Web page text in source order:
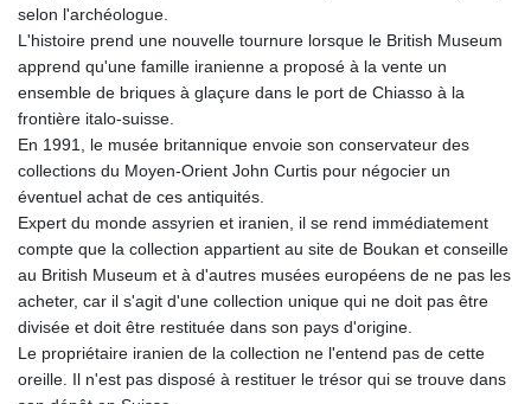
103223.017367
LKR 386.635196
LRD 208.057415
LTL 3.413768
LVL 0.699335
LYD 7.331909
MAD 10.743067
MDL 20.044751
MGA 4918.938878
MKD 61.524236
MMK 2427.596601
MNT 4159.0218
MOP 9.314584
selon l'archéologue.
L'histoire prend une nouvelle tournure lorsque le British Museum
apprend qu'une famille iranienne a proposé à la vente un
ensemble de briques à glaçure dans le port de Chiasso à la
frontière italo-suisse.
En 1991, le musée britannique envoie son conservateur des
collections du Moyen-Orient John Curtis pour négocier un
éventuel achat de ces antiquités.
Expert du monde assyrien et iranien, il se rend immédiatement
compte que la collection appartient au site de Boukan et conseille
au British Museum et à d'autres musées européens de ne pas les
acheter, car il s'agit d'une collection unique qui ne doit pas être
divisée et doit être restituée dans son pays d'origine.
Le propriétaire iranien de la collection ne l'entend pas de cette
oreille. Il n'est pas disposé à restituer le trésor qui se trouve dans